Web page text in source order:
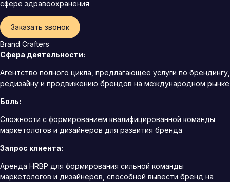
сфере здравоохранения
Заказать звонок
Brand Crafters
Сфера деятельности:
Агентство полного цикла, предлагающее услуги по брендингу,
редизайну и продвижению брендов на международном рынке
Боль:
Сложности с формированием квалифицированной команды
маркетологов и дизайнеров для развития бренда
Запрос клиента:
Аренда HRBP для формирования сильной команды
маркетологов и дизайнеров, способной вывести бренд на